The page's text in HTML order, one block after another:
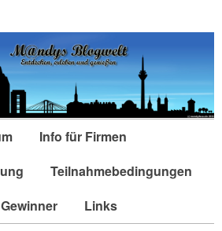
Info für Firmen
Teilnahmebedingungen
Links